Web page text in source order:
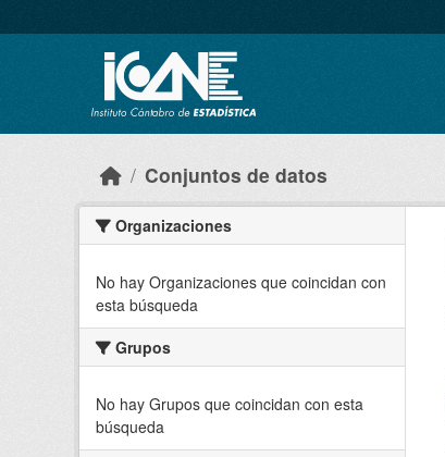
Conjuntos de datos
Organizaciones
No hay Organizaciones que coincidan con
esta búsqueda
Grupos
No hay Grupos que coincidan con esta
búsqueda